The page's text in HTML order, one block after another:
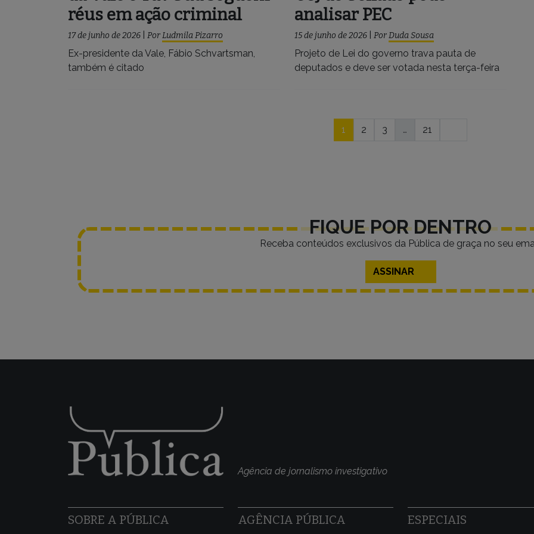
réus em ação criminal
17 de junho de 2026 PorLudmila Pizarro
Ex-presidente da Vale, Fábio Schvartsman,
também é citado
analisar PEC
15 de junho de 2026 PorDuda Sousa
Projeto de Lei do governo trava pauta de
deputados e deve ser votada nesta terça-feira
1 2 3 … 21
FIQUE POR DENTRO
Receba conteúdos exclusivos da Pública de graça no seu
ASSINAR
Agência de jornalismo investigativo
SOBRE A PÚBLICA AGÊNCIA PÚBLICA ESPECIAIS